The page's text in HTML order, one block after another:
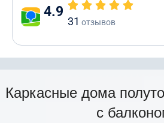
4.9
31 отзывов
Каркасные дома
с